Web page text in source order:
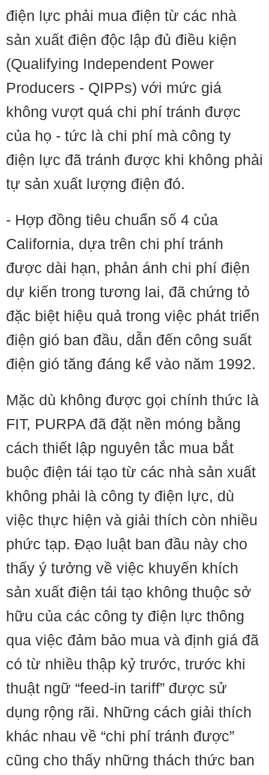
điện lực phải mua điện từ các nhà
sản xuất điện độc lập đủ điều kiện
(Qualifying Independent Power
Producers - QIPPs) với mức giá
không vượt quá chi phí tránh được
của họ - tức là chi phí mà công ty
điện lực đã tránh được khi không phải
tự sản xuất lượng điện đó.
- Hợp đồng tiêu chuẩn số 4 của
California, dựa trên chi phí tránh
được dài hạn, phản ánh chi phí điện
dự kiến trong tương lai, đã chứng tỏ
đặc biệt hiệu quả trong việc phát triển
điện gió ban đầu, dẫn đến công suất
điện gió tăng đáng kể vào năm 1992.
Mặc dù không được gọi chính thức là
FIT, PURPA đã đặt nền móng bằng
cách thiết lập nguyên tắc mua bắt
buộc điện tái tạo từ các nhà sản xuất
không phải là công ty điện lực, dù
việc thực hiện và giải thích còn nhiều
phức tạp. Đạo luật ban đầu này cho
thấy ý tưởng về việc khuyến khích
sản xuất điện tái tạo không thuộc sở
hữu của các công ty điện lực thông
qua việc đảm bảo mua và định giá đã
có từ nhiều thập kỷ trước, trước khi
thuật ngữ “feed-in tariff” được sử
dụng rộng rãi. Những cách giải thích
khác nhau về “chi phí tránh được”
cũng cho thấy những thách thức ban